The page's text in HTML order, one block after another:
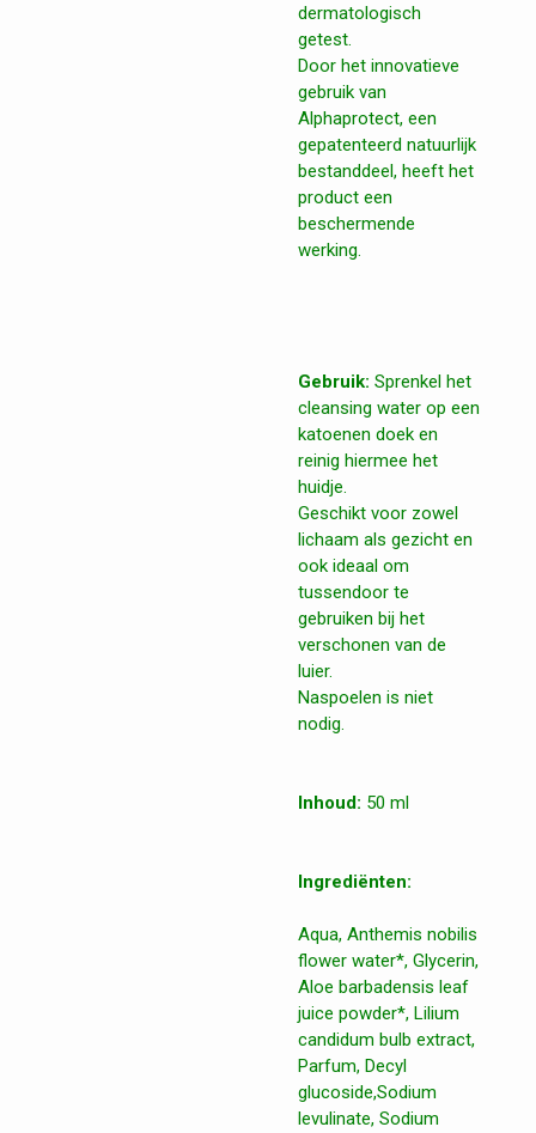
dermatologisch
getest.
Door het innovatieve
gebruik van
Alphaprotect, een
gepatenteerd natuurlijk
bestanddeel, heeft het
product een
beschermende
werking.
Gebruik: Sprenkel het
cleansing water op een
katoenen doek en
reinig hiermee het
huidje.
Geschikt voor zowel
lichaam als gezicht en
ook ideaal om
tussendoor te
gebruiken bij het
verschonen van de
luier.
Naspoelen is niet
nodig.
Inhoud: 50 ml
Ingrediënten:
Aqua, Anthemis nobilis
flower water*, Glycerin,
Aloe barbadensis leaf
juice powder*, Lilium
candidum bulb extract,
Parfum, Decyl
glucoside,Sodium
levulinate, Sodium